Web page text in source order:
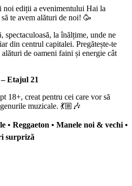
noi ediții a evenimentului Hai la
te avem alături de noi! 🥳
spectaculoasă, la înălțime, unde ne
din centrul capitalei. Pregătește-te
de oameni faini și energie cât
Etajul 21
18+, creat pentru cei care vor să
muzicale. 💃🏼🎶
• Reggaeton • Manele noi & vechi •
surpriză